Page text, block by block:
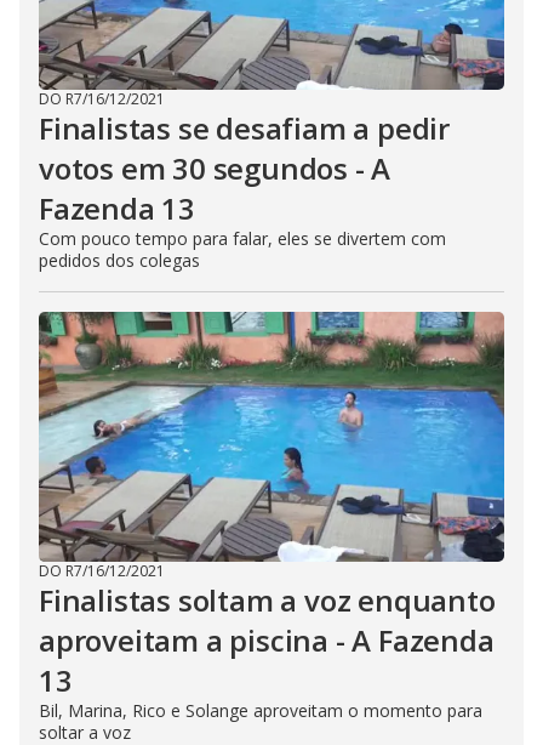
DO R7/16/12/2021
Finalistas se desafiam a pedir
votos em 30 segundos - A
Fazenda 13
Com pouco tempo para falar, eles se divertem com
pedidos dos colegas
DO R7/16/12/2021
Finalistas soltam a voz enquanto
aproveitam a piscina - A Fazenda
13
Bil, Marina, Rico e Solange aproveitam o momento para
soltar a voz